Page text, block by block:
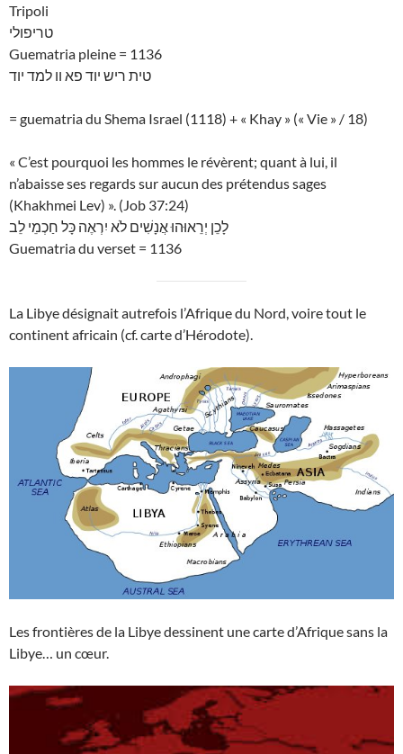
Tripoli
טריפולי
Guematria pleine = 1136
טית ריש יוד פא וו למד יוד
= guematria du Shema Israel (1118) + « Khay » (« Vie » / 18)
« C’est pourquoi les hommes le révèrent; quant à lui, il
n’abaisse ses regards sur aucun des prétendus sages
(Khakhmei Lev) ». (Job 37:24)
לָכֵן יְרֵאוּהוּ אֲנָשִׁים לֹא יִרְאֶה כָּל חַכְמֵי לֵב
Guematria du verset = 1136
La Libye désignait autrefois l’Afrique du Nord, voire tout le
continent africain (cf. carte d’Hérodote).
Les frontières de la Libye dessinent une carte d’Afrique sans la
Libye… un cœur.